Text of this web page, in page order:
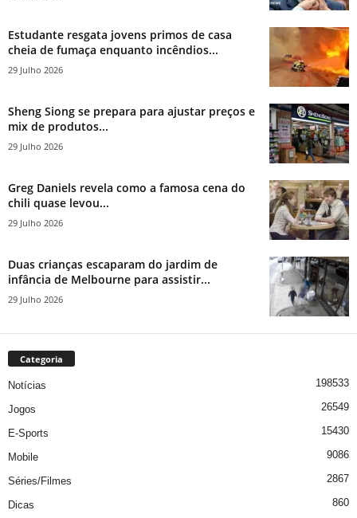
Estudante resgata jovens primos de casa
cheia de fumaça enquanto incêndios...
29 Julho 2026
Sheng Siong se prepara para ajustar preços e
mix de produtos...
29 Julho 2026
Greg Daniels revela como a famosa cena do
chili quase levou...
29 Julho 2026
Duas crianças escaparam do jardim de
infância de Melbourne para assistir...
29 Julho 2026
Categoria
Notícias 198533
Jogos 26549
E-Sports 15430
Mobile 9086
Séries/Filmes 2867
Dicas 860